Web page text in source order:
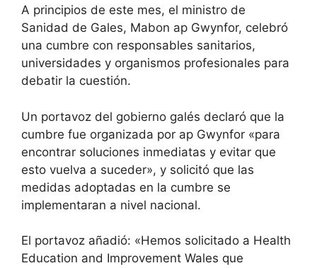
A principios de este mes, el ministro de
Sanidad de Gales, Mabon ap Gwynfor, celebró
una cumbre con responsables sanitarios,
universidades y organismos profesionales para
debatir la cuestión.
Un portavoz del gobierno galés declaró que la
cumbre fue organizada por ap Gwynfor «para
encontrar soluciones inmediatas y evitar que
esto vuelva a suceder», y solicitó que las
medidas adoptadas en la cumbre se
implementaran a nivel nacional.
El portavoz añadió: «Hemos solicitado a Health
Education and Improvement Wales que